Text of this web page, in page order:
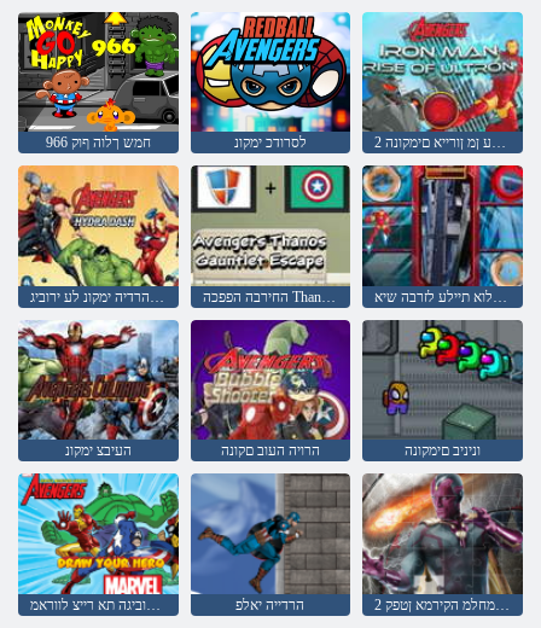
966 חמש ךלוה ףוק לסרודכ ימקונ 2 ןורטלוא תיילע ןמ ןורייא םימקונה
שאד הרדיה ימקונ לע ירוביג החירבה הפפכה Thanos םימקונה ןורטלוא תיילע לזרבה שיא
העיבצ ימקונ הרויה העוב םקונה וניניב םימקונה
ךלש רוביגה תא רייצ לווראמ הרדייה יאלפ 2 לזאפ םיחרזאה תמחלמ הקירמא ןטפק